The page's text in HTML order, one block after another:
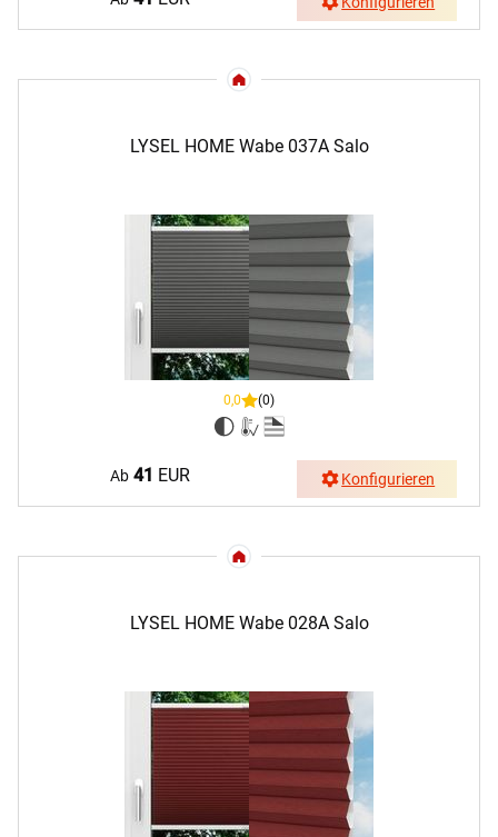
LYSEL HOME Wabe 037A Salo
0,0 (0)
Ab 41 EUR Konfigurieren
LYSEL HOME Wabe 028A Salo